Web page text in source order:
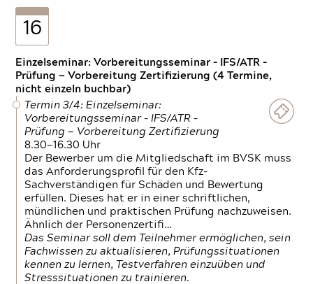
16
Einzelseminar: Vorbereitungsseminar - IFS/ATR -
Prüfung — Vorbereitung Zertifizierung (4 Termine,
nicht einzeln buchbar)
Termin 3/4: Einzelseminar:
Vorbereitungsseminar - IFS/ATR -
Prüfung — Vorbereitung Zertifizierung
8.30—16.30 Uhr
Der Bewerber um die Mitgliedschaft im BVSK muss
das Anforderungsprofil für den Kfz-
Sachverständigen für Schäden und Bewertung
erfüllen. Dieses hat er in einer schriftlichen,
mündlichen und praktischen Prüfung nachzuweisen.
Ähnlich der Personenzertifi…
Das Seminar soll dem Teilnehmer ermöglichen, sein
Fachwissen zu aktualisieren, Prüfungssituationen
kennen zu lernen, Testverfahren einzuüben und
Stresssituationen zu trainieren.